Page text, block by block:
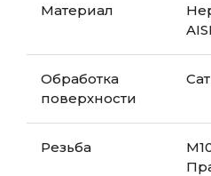
Материал
Обработка
поверхности
Резьба